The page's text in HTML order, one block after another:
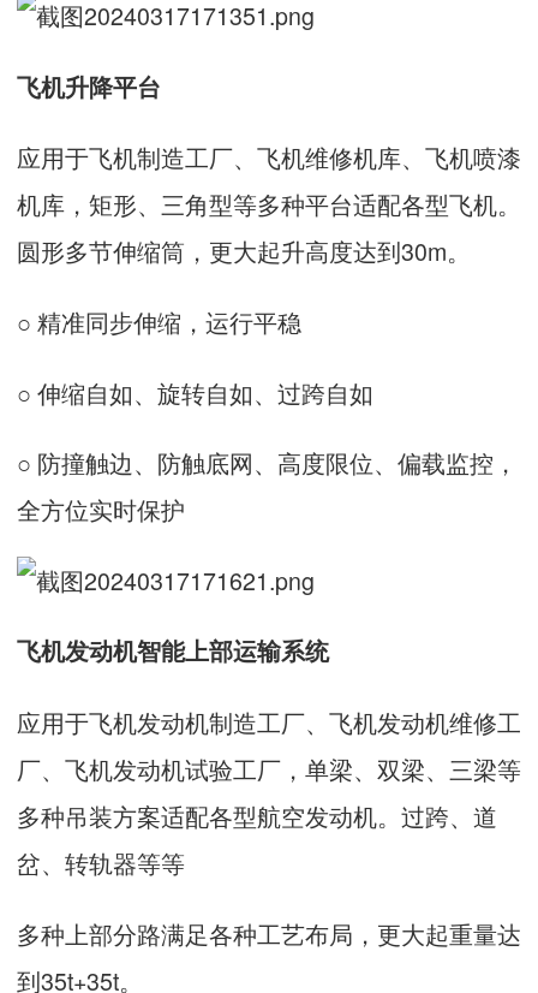
飞机升降平台
应用于飞机制造工厂、飞机维修机库、飞机喷漆
机库，矩形、三角型等多种平台适配各型飞机。
圆形多节伸缩筒，更大起升高度达到30m。
○ 精准同步伸缩，运行平稳
○ 伸缩自如、旋转自如、过跨自如
○ 防撞触边、防触底网、高度限位、偏载监控，
全方位实时保护
飞机发动机智能上部运输系统
应用于飞机发动机制造工厂、飞机发动机维修工
厂、飞机发动机试验工厂，单梁、双梁、三梁等
多种吊装方案适配各型航空发动机。过跨、道
岔、转轨器等等
多种上部分路满足各种工艺布局，更大起重量达
到35t+35t。